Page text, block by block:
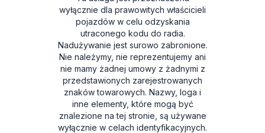
wyłącznie dla prawowitych właścicieli
pojazdów w celu odzyskania
utraconego kodu do radia.
Nadużywanie jest surowo zabronione.
Nie należymy, nie reprezentujemy ani
nie mamy żadnej umowy z żadnymi z
przedstawionych zarejestrowanych
znaków towarowych. Nazwy, loga i
inne elementy, które mogą być
znalezione na tej stronie, są używane
wyłącznie w celach identyfikacyjnych.